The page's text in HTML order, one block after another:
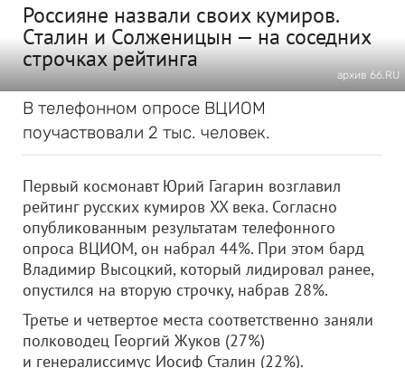
Россияне назвали своих кумиров.
Сталин и Солженицын — на соседних
строчках рейтинга
архив 66.RU
В телефонном опросе ВЦИОМ
поучаствовали 2 тыс. человек.
Первый космонавт Юрий Гагарин возглавил
рейтинг русских кумиров XX века. Согласно
опубликованным результатам телефонного
опроса ВЦИОМ, он набрал 44%. При этом бард
Владимир Высоцкий, который лидировал ранее,
опустился на вторую строчку, набрав 28%.
Третье и четвертое места соответственно заняли
полководец Георгий Жуков (27%)
и генералиссимус Иосиф Сталин (22%).